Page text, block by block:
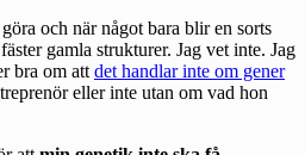
och när något bara blir en sorts
gamla strukturer. Jag vet inte. Jag
bra om attdet handlar inte om gener
eller inte utan om vad hon